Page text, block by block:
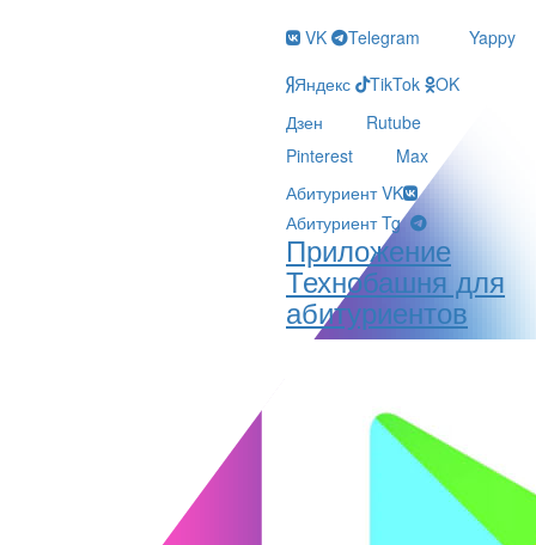
VK Telegram
Yappy
Яндекс
TikTok
OK
Дзен
Rutube
Pinterest
Max
Абитуриент VK
Абитуриент Tg
Приложение
Технобашня для
абитуриентов